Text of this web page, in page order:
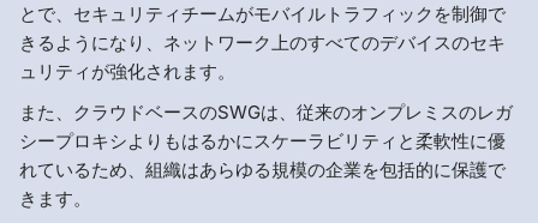
とで、セキュリティチームがモバイルトラフィックを制御で
きるようになり、ネットワーク上のすべてのデバイスのセキ
ュリティが強化されます。
また、クラウドベースのSWGは、従来のオンプレミスのレガ
シープロキシよりもはるかにスケーラビリティと柔軟性に優
れているため、組織はあらゆる規模の企業を包括的に保護で
きます。